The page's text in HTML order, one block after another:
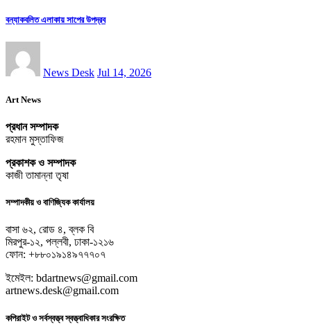
বন্যাকবলিত এলাকায় সাপের উপদ্রব
News Desk Jul 14, 2026
Art News
প্রধান সম্পাদক
রহমান মুস্তাফিজ
প্রকাশক ও সম্পাদক
কাজী তামান্না তৃষা
সম্পাদকীয় ও বাণিজ্যিক কার্যালয়
বাসা ৬২, রোড ৪, ব্লক বি
মিরপুর-১২, পল্লবী, ঢাকা-১২১৬
ফোন: +৮৮০১৯১৪৯৭৭৭০৭
ইমেইল: bdartnews@gmail.com
artnews.desk@gmail.com
কপিরাইট ও সর্বস্বত্ত্ব স্বত্ত্বাধিকার সংরক্ষিত